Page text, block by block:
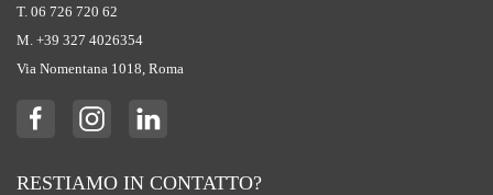
T. 06 726 720 62
M. +39 ‭327 4026354‬
Via Nomentana 1018, Roma
RESTIAMO IN CONTATTO?